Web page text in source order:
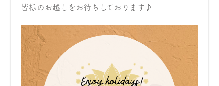
皆様のお越しをお待ちしております♪